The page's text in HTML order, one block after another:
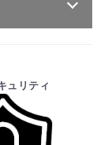
認を行
式なご連
す。
ュリティ